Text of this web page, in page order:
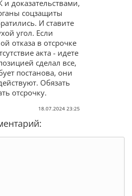
и доказательствами,
соцзащиты
И ставите
угол. Если
отказа в отсрочке
акта - идете
сделал все,
постанова, они
Обязать
отсрочку.
18.07.2024 23:25